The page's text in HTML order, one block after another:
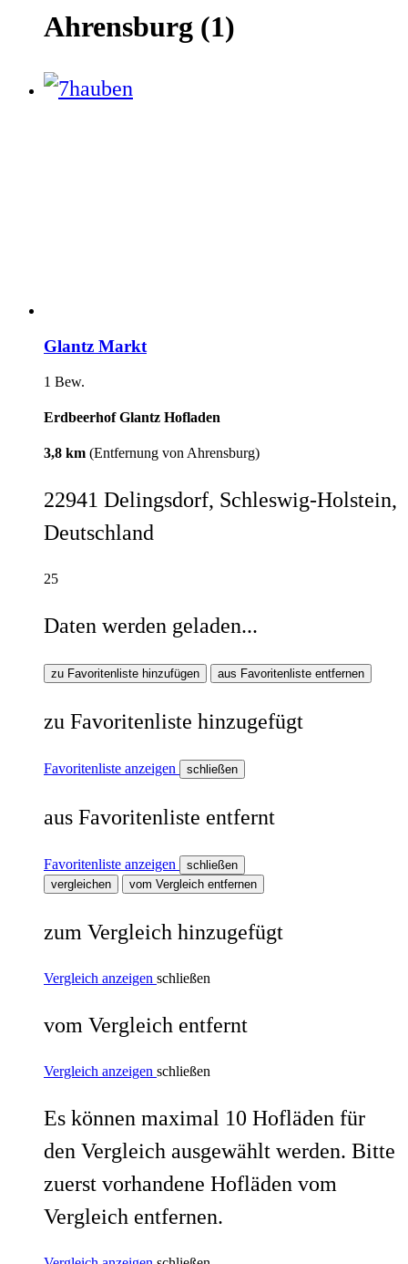
Ahrensburg (1)
Glantz Markt
1 Bew.
Erdbeerhof Glantz Hofladen
3,8 km (Entfernung von Ahrensburg)
22941 Delingsdorf, Schleswig-Holstein,
Deutschland
25
Daten werden geladen...
zu Favoritenliste hinzufügen aus Favoritenliste entfernen
zu Favoritenliste hinzugefügt
Favoritenliste anzeigen schließen
aus Favoritenliste entfernt
Favoritenliste anzeigen
schließen
vergleichen
vom Vergleich entfernen
zum Vergleich hinzugefügt
Vergleich anzeigen schließen
vom Vergleich entfernt
Vergleich anzeigen schließen
Es können maximal 10 Hofläden für
den Vergleich ausgewählt werden. Bitte
zuerst vorhandene Hofläden vom
Vergleich entfernen.